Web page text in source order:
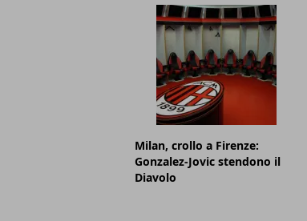
Milan, crollo a Firenze:
Gonzalez-Jovic stendono il
Diavolo